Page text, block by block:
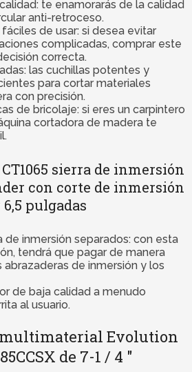
te enamorarás de la calidad
anti-retroceso.
de usar: si desea evitar
complicadas, comprar este
correcta.
las cuchillas potentes y
para cortar materiales
con precisión.
de bricolaje: si eres un carpintero
cortadora de madera te
sierra de inmersión
con corte de inmersión
pulgadas
de inmersión separados: con esta
tendrá que pagar de manera
de inmersión y los
de baja calidad a menudo
al usuario.
Evolution
de 7-1 / 4 ″